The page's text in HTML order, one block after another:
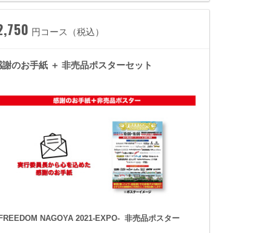
円コース（税込）
謝のお手紙 ＋ 非売品ポスターセット
NAGOYA 2021-EXPO- 非売品ポスター